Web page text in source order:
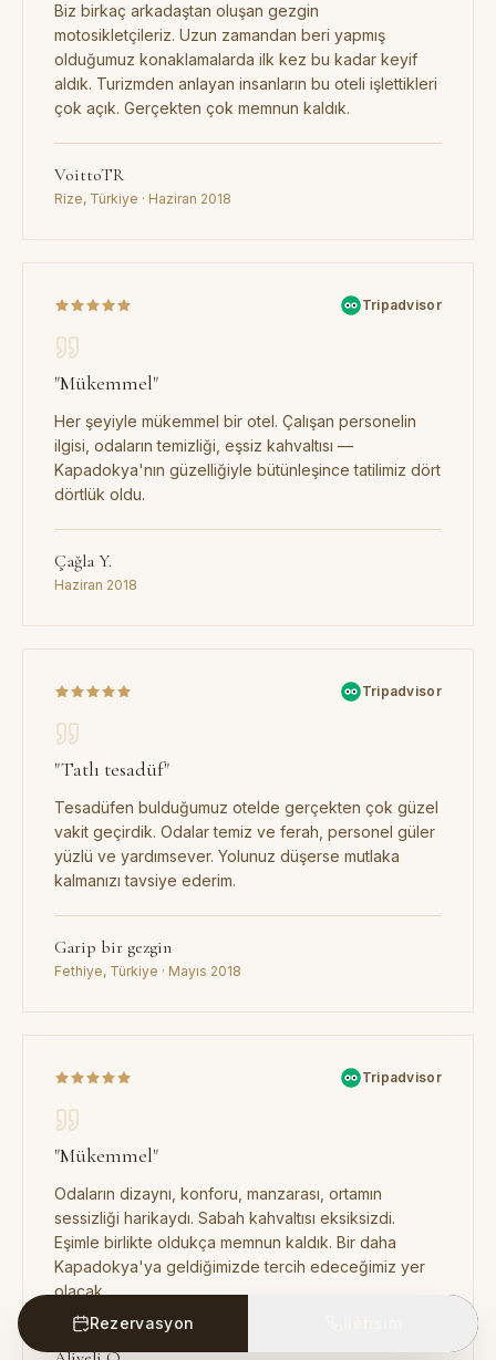
Biz birkaç arkadaştan oluşan gezgin
motosikletçileriz. Uzun zamandan beri yapmış
olduğumuz konaklamalarda ilk kez bu kadar keyif
aldık. Turizmden anlayan insanların bu oteli işlettikleri
çok açık. Gerçekten çok memnun kaldık.
VoittoTR
Rize, Türkiye · Haziran 2018
Tripadvisor
"Mükemmel"
Her şeyiyle mükemmel bir otel. Çalışan personelin
ilgisi, odaların temizliği, eşsiz kahvaltısı —
Kapadokya'nın güzelliğiyle bütünleşince tatilimiz dört
dörtlük oldu.
Çağla Y.
Haziran 2018
Tripadvisor
"Tatlı tesadüf"
Tesadüfen bulduğumuz otelde gerçekten çok güzel
vakit geçirdik. Odalar temiz ve ferah, personel güler
yüzlü ve yardımsever. Yolunuz düşerse mutlaka
kalmanızı tavsiye ederim.
Garip bir gezgin
Fethiye, Türkiye · Mayıs 2018
Tripadvisor
"Mükemmel"
Odaların dizaynı, konforu, manzarası, ortamın
sessizliği harikaydı. Sabah kahvaltısı eksiksizdi.
Eşimle birlikte oldukça memnun kaldık. Bir daha
Kapadokya'ya geldiğimizde tercih edeceğimiz yer
olacak.
Rezervasyon